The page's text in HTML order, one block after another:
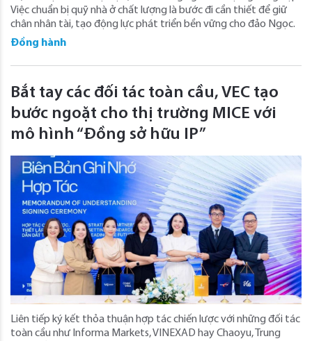
Việc chuẩn bị quỹ nhà ở chất lượng là bước đi cần thiết để giữ
chân nhân tài, tạo động lực phát triển bền vững cho đảo Ngọc.
Đồng hành
Bắt tay các đối tác toàn cầu, VEC tạo
bước ngoặt cho thị trường MICE với
mô hình “Đồng sở hữu IP”
Liên tiếp ký kết thỏa thuận hợp tác chiến lược với những đối tác
toàn cầu như Informa Markets, VINEXAD hay Chaoyu, Trung